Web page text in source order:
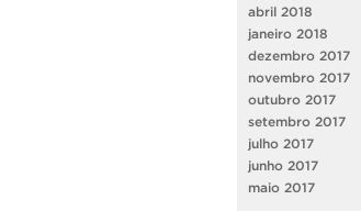
abril 2018
janeiro 2018
dezembro 2017
novembro 2017
outubro 2017
setembro 2017
julho 2017
junho 2017
maio 2017